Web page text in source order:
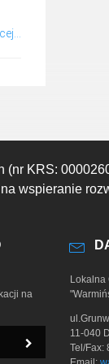
KRS:
wspieranie
na
Lokalna
11-040
Tel/Fax: